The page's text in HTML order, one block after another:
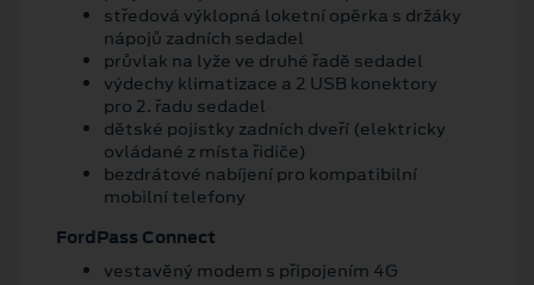
středová výklopná loketní opěrka s držáky
nápojů zadních sedadel
průvlak na lyže ve druhé řadě sedadel
výdechy klimatizace a 2 USB konektory
pro 2. řadu sedadel
dětské pojistky zadních dveří (elektricky
ovládané z místa řidiče)
bezdrátové nabíjení pro kompatibilní
mobilní telefony
FordPass Connect
vestavěný modem s připojením 4G